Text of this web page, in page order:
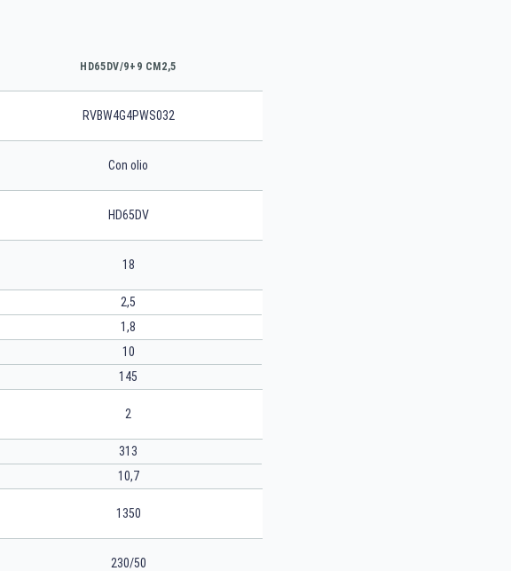
HD65DV/9+9 CM2,5
RVBW4G4PWS032
Con olio
HD65DV
18
2,5
1,8
10
145
2
313
10,7
1350
230/50